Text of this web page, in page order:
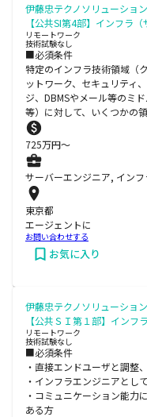
伊藤忠テクノソリューショ
【公共SI第4部】インフラ
リモートワーク
技術試験なし
■必須条件
特定のインフラ技術領域（
ットワーク、セキュリティ
ジ、DBMSやメール等のミ
等）に対して、いくつかの
725万円〜
サーバーエンジニア, イン
東京都
エージェントに
お問い合わせする
お気に入り
伊藤忠テクノソリューショ
【公共ＳＩ第１部】インフ
リモートワーク
技術試験なし
■必須条件
・直接エンドユーザと調整
・インフラエンジニアとし
・コミュニケーション能力
ある方